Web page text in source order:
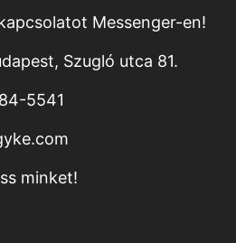
Messenger-en!
Szugló utca 81.
5541
minket!